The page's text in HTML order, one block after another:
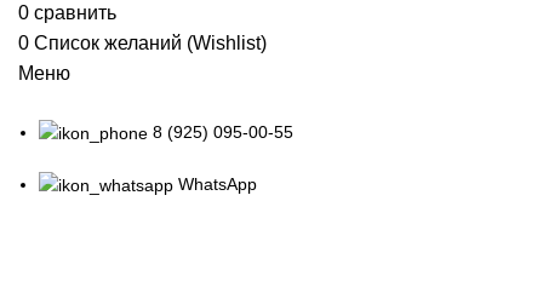
0 сравнить
0 Список желаний (Wishlist)
Меню
8 (925) 095-00-55
WhatsApp